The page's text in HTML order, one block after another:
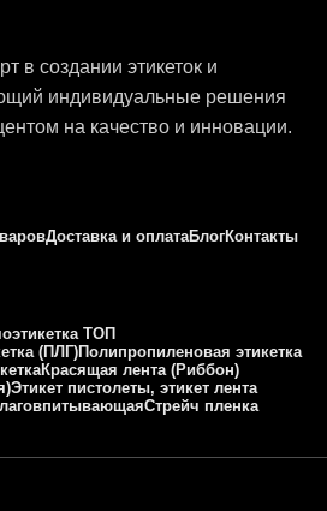
в создании этикеток и
индивидуальные решения
на качество и инновации.
Доставка и оплатаБлогКонтакты
ТОП
(ПЛГ)Полипропиленовая этикетка
Красящая лента (Риббон)
Этикет пистолеты, этикет лента
Стрейч пленка